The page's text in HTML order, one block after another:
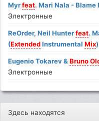
Myrfeat. Mari Nala - Blame
Электронные
ReOrder, Neil Hunterfeat.
(ExtendedInstrumentalMix)
Eugenio Tokarev &Bruno
Электронные
Здесь находятся